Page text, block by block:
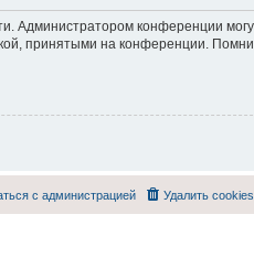
Администратором конференции
принятыми на конференции.
Удалить cookies
с администрацией